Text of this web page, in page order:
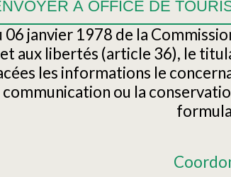
06 janvier 1978 de la
aux libertés (article 36), le
les informations le
ou la